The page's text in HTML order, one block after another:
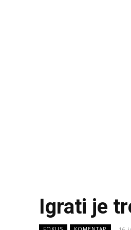
Igrati je